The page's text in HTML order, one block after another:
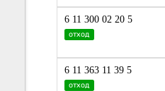
6 11 300 02 20 5
отход
6 11 363 11 39 5
отход